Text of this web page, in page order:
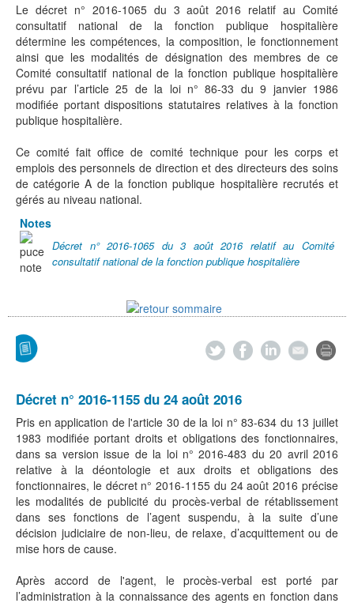
Le décret n° 2016-1065 du 3 août 2016 relatif au Comité
consultatif national de la fonction publique hospitalière
détermine les compétences, la composition, le fonctionnement
ainsi que les modalités de désignation des membres de ce
Comité consultatif national de la fonction publique hospitalière
prévu par l’article 25 de la loi n° 86-33 du 9 janvier 1986
modifiée portant dispositions statutaires relatives à la fonction
publique hospitalière.
Ce comité fait office de comité technique pour les corps et
emplois des personnels de direction et des directeurs des soins
de catégorie A de la fonction publique hospitalière recrutés et
gérés au niveau national.
Notes
Décret n° 2016-1065 du 3 août 2016 relatif au Comité
consultatif national de la fonction publique hospitalière
Décret n° 2016-1155 du 24 août 2016
Pris en application de l'article 30 de la loi n° 83-634 du 13 juillet
1983 modifiée portant droits et obligations des fonctionnaires,
dans sa version issue de la loi n° 2016-483 du 20 avril 2016
relative à la déontologie et aux droits et obligations des
fonctionnaires, le décret n° 2016-1155 du 24 août 2016 précise
les modalités de publicité du procès-verbal de rétablissement
dans ses fonctions de l’agent suspendu, à la suite d’une
décision judiciaire de non-lieu, de relaxe, d’acquittement ou de
mise hors de cause.
Après accord de l'agent, le procès-verbal est porté par
l’administration à la connaissance des agents en fonction dans